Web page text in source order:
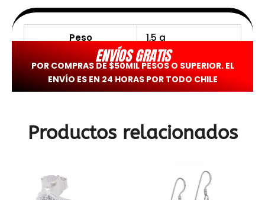
Peso 1,5 g
ENVÍOS GRATIS
POR COMPRAS DE $50MIL PESOS O SUPERIOR. EL
ENVÍO ES EN 24 HORAS POR TODO CHILE
Productos relacionados